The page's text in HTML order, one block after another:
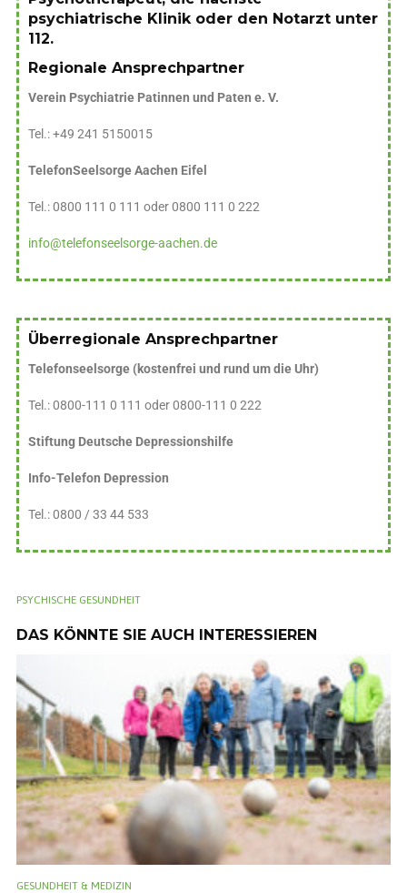
psychiatrische Klinik oder den Notarzt unter
112.
Regionale Ansprechpartner
Verein Psychiatrie Patinnen und Paten e. V.
Tel.: +49 241 5150015
TelefonSeelsorge Aachen Eifel
Tel.: 0800 111 0 111 oder 0800 111 0 222
info@telefonseelsorge-aachen.de
Überregionale Ansprechpartner
Telefonseelsorge (kostenfrei und rund um die Uhr)
Tel.: 0800-111 0 111 oder 0800-111 0 222
Stiftung Deutsche Depressionshilfe
Info-Telefon Depression
Tel.: 0800 / 33 44 533
PSYCHISCHE GESUNDHEIT
DAS KÖNNTE SIE AUCH INTERESSIEREN
GESUNDHEIT & MEDIZIN